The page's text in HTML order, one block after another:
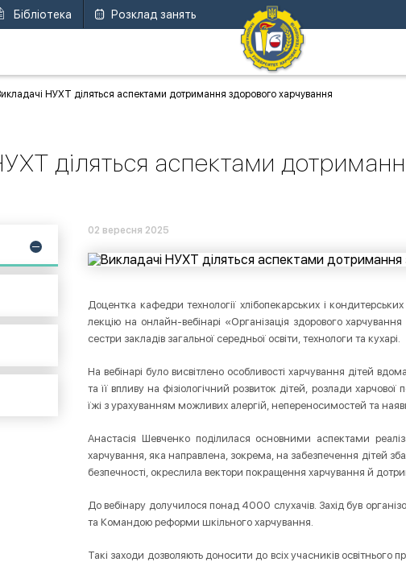
Бібліотека Розклад занять
НУХТ діляться аспектами дотримання здорового харчування
діляться аспектами
02 вересня 2025
Доцентка кафедри технології хлібопекарських і
лекцію на онлайн-вебінарі «Організація здорового
сестри закладів загальної середньої освіти, технологи та кухарі.
На вебінарі було висвітлено особливості харчування дітей
та її впливу на фізіологічний розвиток дітей, розлади
їжі з урахуванням можливих алергій, непереносимостей та
Анастасія Шевченко поділилася основними аспектами
харчування, яка направлена, зокрема, на забезпечення дітей
безпечності, окреслила вектори покращення харчування й
До вебінару долучилося понад 4000 слухачів. Захід був
та Командою реформи шкільного харчування.
Такі заходи дозволяють доносити до всіх учасників освітнього